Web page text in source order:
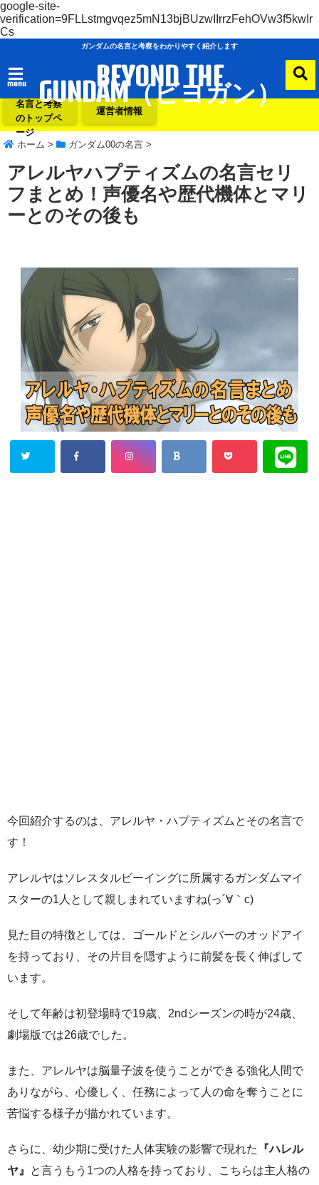
google-site-
verification=9FLLstmgvqez5mN13bjBUzwIIrrzFehOVw3f5kwIr
Cs
ガンダムの名言と考察をわかりやすく紹介します
menu BEYOND THE
GUNDAM（ビヨガン）
ガンダムの
名言と考察
のトップペ
ージ
運営者情報
ホーム > ガンダム00の名言 >
アレルヤハプティズムの名言セリ
フまとめ！声優名や歴代機体とマリ
ーとのその後も
今回紹介するのは、アレルヤ・ハプティズムとその名言で
す！
アレルヤはソレスタルビーイングに所属するガンダムマイ
スターの1人として親しまれていますね(っ´∀｀c)
見た目の特徴としては、ゴールドとシルバーのオッドアイ
を持っており、その片目を隠すように前髪を長く伸ばして
います。
そして年齢は初登場時で19歳、2ndシーズンの時が24歳、
劇場版では26歳でした。
また、アレルヤは脳量子波を使うことができる強化人間で
ありながら、心優しく、任務によって人の命を奪うことに
苦悩する様子が描かれています。
さらに、幼少期に受けた人体実験の影響で現れた
『ハレル
ヤ』
と言うもう1つの人格を持っており、こちらは主人格の